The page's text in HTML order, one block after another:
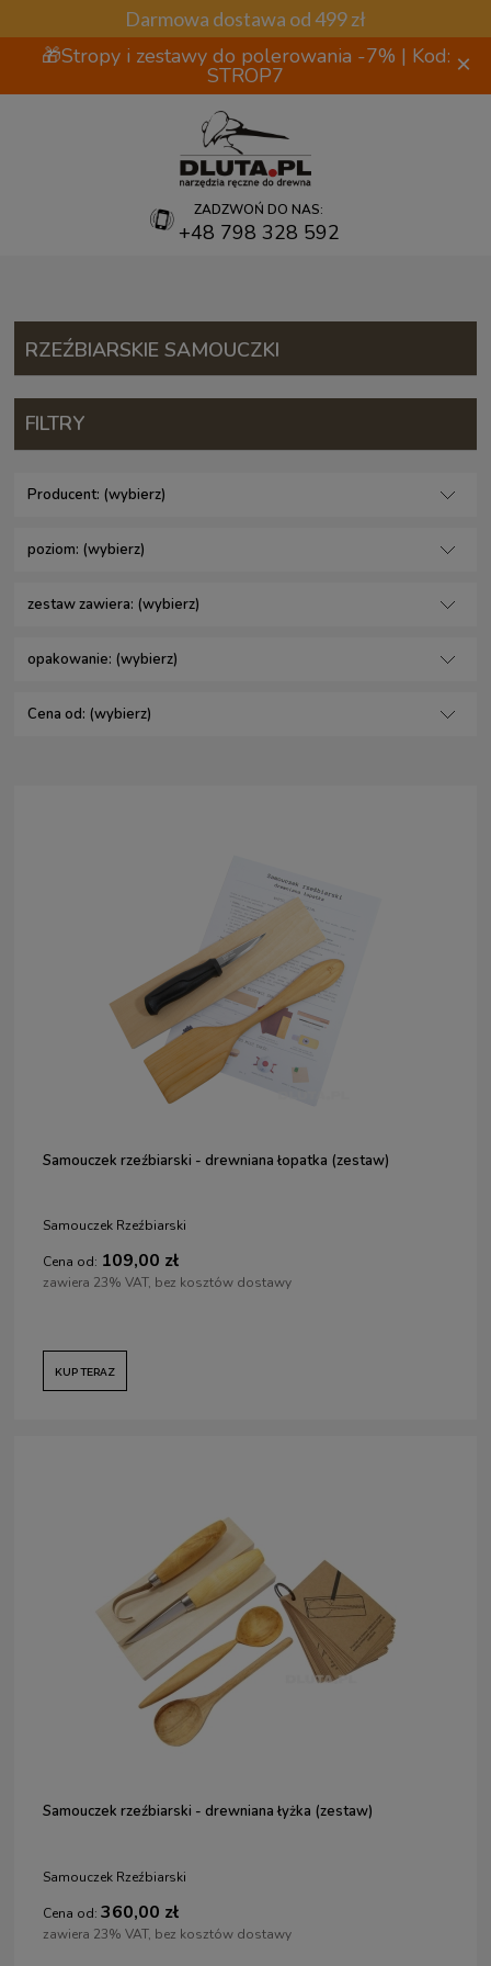
Darmowa dostawa od 499 zł
🎁Stropy i zestawy do polerowania -7% | Kod:
STROP7 ×
ZADZWOŃ DO NAS:
+48 798 328 592
RZEŹBIARSKIE SAMOUCZKI
FILTRY
Producent: (wybierz)
poziom: (wybierz)
zestaw zawiera: (wybierz)
opakowanie: (wybierz)
Cena od: (wybierz)
Samouczek rzeźbiarski - drewniana łopatka (zestaw)
Samouczek Rzeźbiarski
Cena od: 109,00 zł
zawiera 23% VAT, bez kosztów dostawy
KUP TERAZ
Samouczek rzeźbiarski - drewniana łyżka (zestaw)
Samouczek Rzeźbiarski
Cena od: 360,00 zł
zawiera 23% VAT, bez kosztów dostawy